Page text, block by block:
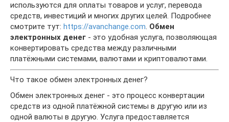
используются для оплаты товаров и услуг, перевода
средств, инвестиций и многих других целей. Подробнее
смотрите тут: https://avanchange.com. Обмен
электронных денег - это удобная услуга, позволяющая
конвертировать средства между различными
платёжными системами, валютами и криптовалютами.
Что такое обмен электронных денег?
Обмен электронных денег - это процесс конвертации
средств из одной платёжной системы в другую или из
одной валюты в другую. Услуга предоставляется